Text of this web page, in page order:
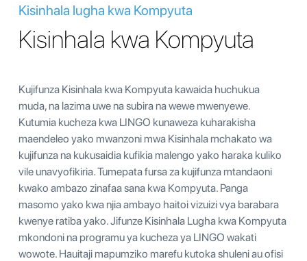
Kisinhala lugha kwa Kompyuta
Kisinhala kwa Kompyuta
Kujifunza Kisinhala kwa Kompyuta kawaida huchukua
muda, na lazima uwe na subira na wewe mwenyewe.
Kutumia kucheza kwa LINGO kunaweza kuharakisha
maendeleo yako mwanzoni mwa Kisinhala mchakato wa
kujifunza na kukusaidia kufikia malengo yako haraka kuliko
vile unavyofikiria. Tumepata fursa za kujifunza mtandaoni
kwako ambazo zinafaa sana kwa Kompyuta. Panga
masomo yako kwa njia ambayo haitoi vizuizi vya barabara
kwenye ratiba yako. Jifunze Kisinhala Lugha kwa Kompyuta
mkondoni na programu ya kucheza ya LINGO wakati
wowote. Hauitaji mapumziko marefu kutoka shuleni au ofisi